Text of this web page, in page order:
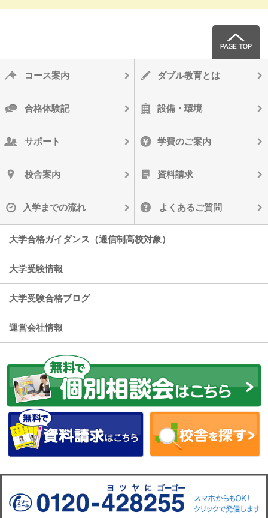
コース案内 ダブル教育とは
合格体験記 設備・環境
サポート 学費のご案内
校舎案内 資料請求
入学までの流れ よくあるご質問
大学合格ガイダンス（通信制高校対象）
大学受験情報
大学受験合格ブログ
運営会社情報